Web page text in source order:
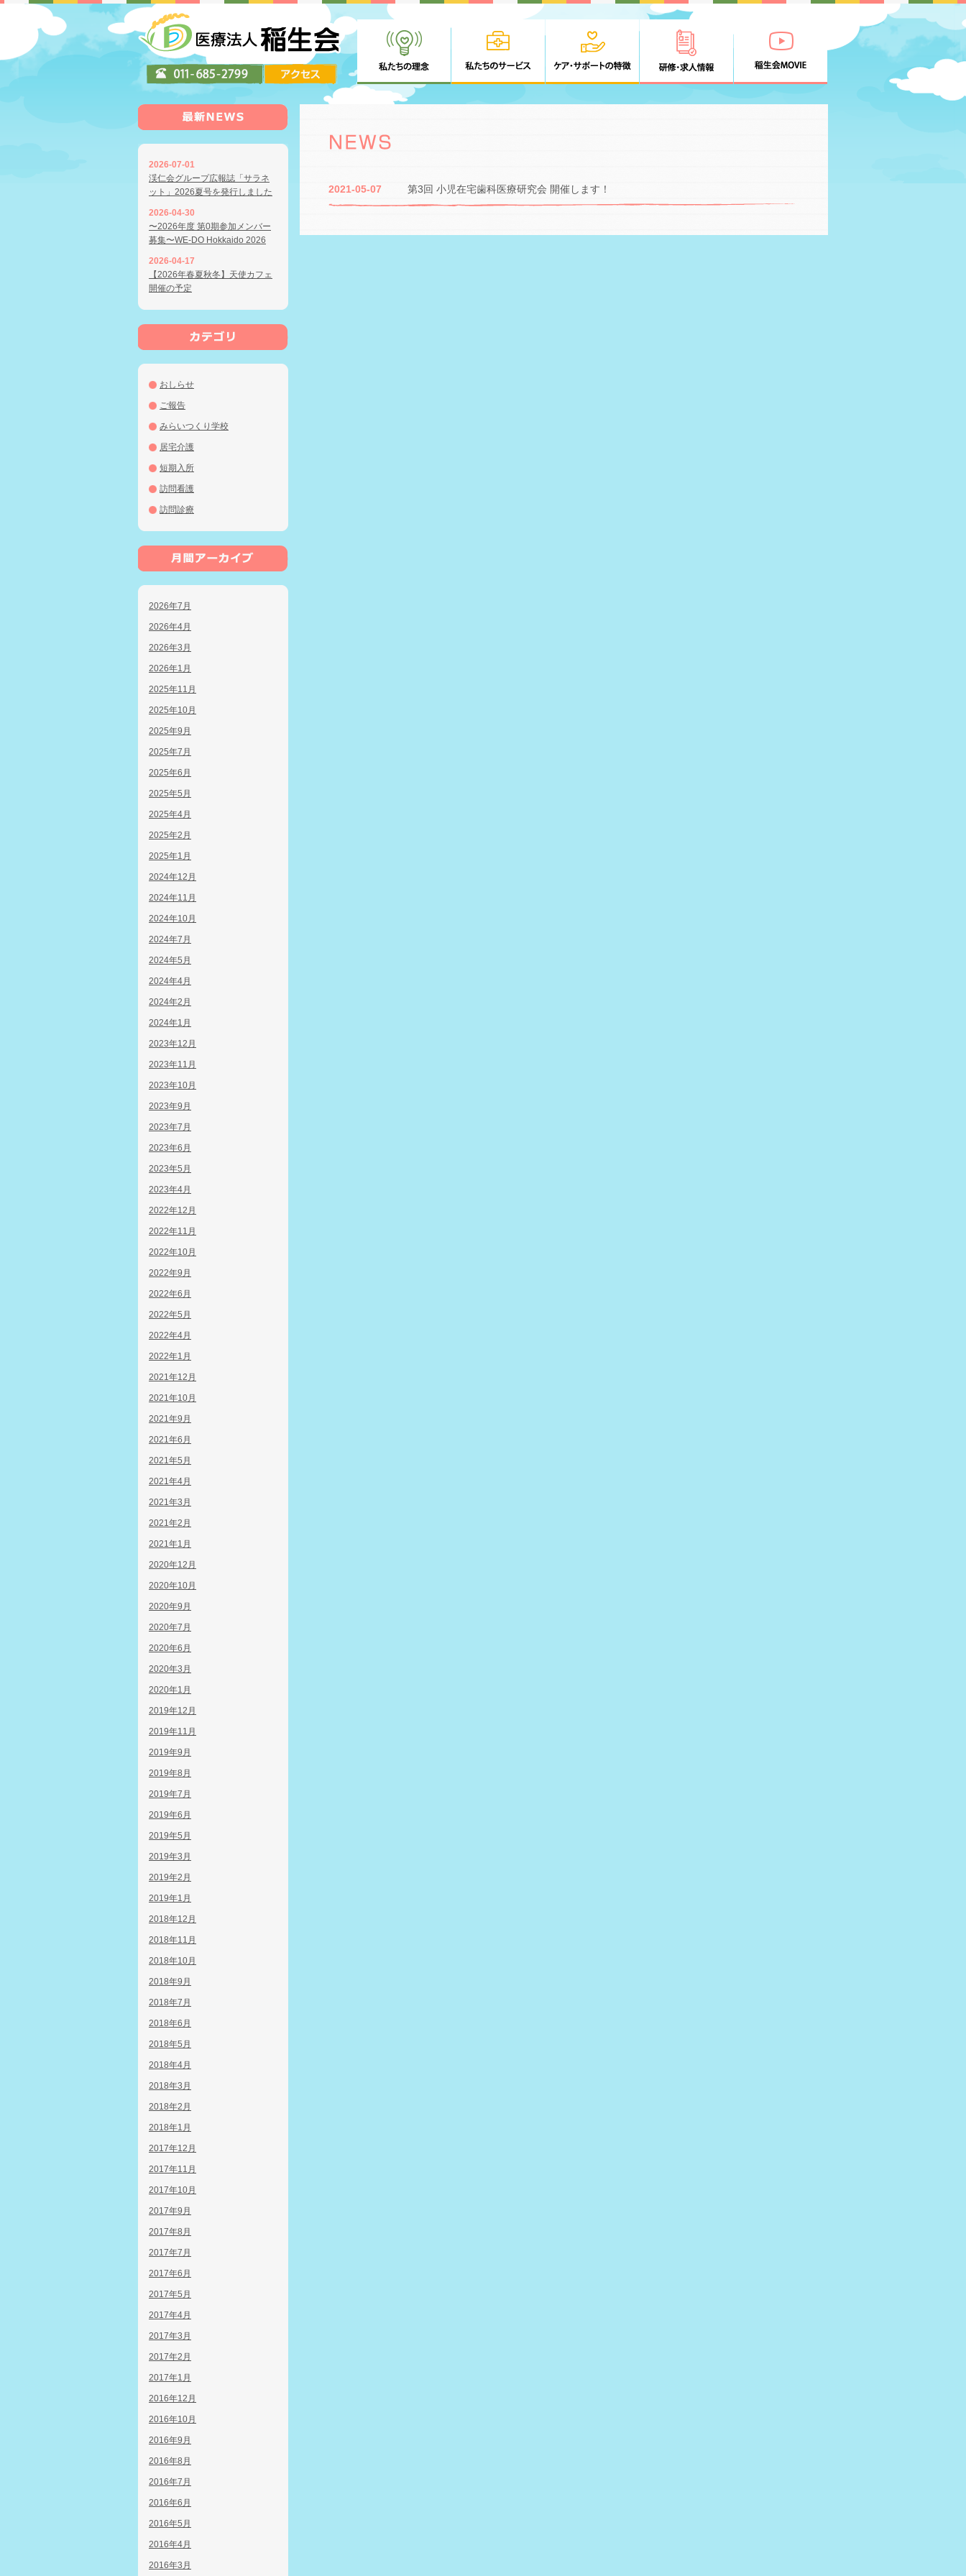
2021-05-07 第3回 小児在宅歯科医療研究会 開催します！
2026-07-01
渓仁会グループ広報誌「サラネ
ット」2026夏号を発行しました
2026-04-30
〜2026年度 第0期参加メンバー
募集〜WE-DO Hokkaido 2026
2026-04-17
【2026年春夏秋冬】天使カフェ
開催の予定
おしらせ
ご報告
みらいつくり学校
居宅介護
短期入所
訪問看護
訪問診療
2026年7月
2026年4月
2026年3月
2026年1月
2025年11月
2025年10月
2025年9月
2025年7月
2025年6月
2025年5月
2025年4月
2025年2月
2025年1月
2024年12月
2024年11月
2024年10月
2024年7月
2024年5月
2024年4月
2024年2月
2024年1月
2023年12月
2023年11月
2023年10月
2023年9月
2023年7月
2023年6月
2023年5月
2023年4月
2022年12月
2022年11月
2022年10月
2022年9月
2022年6月
2022年5月
2022年4月
2022年1月
2021年12月
2021年10月
2021年9月
2021年6月
2021年5月
2021年4月
2021年3月
2021年2月
2021年1月
2020年12月
2020年10月
2020年9月
2020年7月
2020年6月
2020年3月
2020年1月
2019年12月
2019年11月
2019年9月
2019年8月
2019年7月
2019年6月
2019年5月
2019年3月
2019年2月
2019年1月
2018年12月
2018年11月
2018年10月
2018年9月
2018年7月
2018年6月
2018年5月
2018年4月
2018年3月
2018年2月
2018年1月
2017年12月
2017年11月
2017年10月
2017年9月
2017年8月
2017年7月
2017年6月
2017年5月
2017年4月
2017年3月
2017年2月
2017年1月
2016年12月
2016年10月
2016年9月
2016年8月
2016年7月
2016年6月
2016年5月
2016年4月
2016年3月